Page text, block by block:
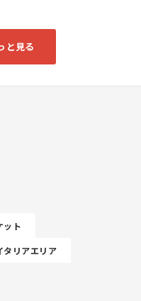
と見る
ット
タリアエリア